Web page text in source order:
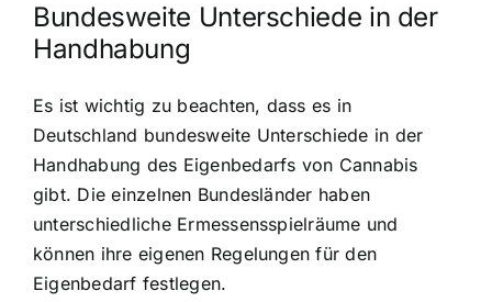
Bundesweite Unterschiede in der
Handhabung
Es ist wichtig zu beachten, dass es in
Deutschland bundesweite Unterschiede in der
Handhabung des Eigenbedarfs von Cannabis
gibt. Die einzelnen Bundesländer haben
unterschiedliche Ermessensspielräume und
können ihre eigenen Regelungen für den
Eigenbedarf festlegen.